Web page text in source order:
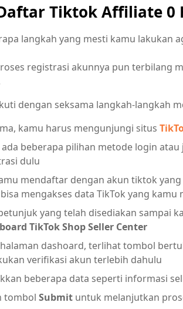
Tiktok Affiliate 0
langkah yang mesti kamu lakukan
registrasi akunnya pun terbilang
dengan seksama langkah-langkah
kamu harus mengunjungi situs
beberapa pilihan metode login
dulu
mendaftar dengan akun tiktok
mengakses data TikTok yang kamu
yang telah disediakan sampai
TikTok Shop Seller Center
dashoard, terlihat tombol
verifikasi akun terlebih dahulu
beberapa data seperti informasi
tombol Submit untuk melanjutkan